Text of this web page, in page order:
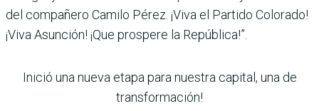
del compañero Camilo Pérez. ¡Viva el Partido Colorado!
¡Viva Asunción! ¡Que prospere la República!”.
Inició una nueva etapa para nuestra capital, una de
transformación!